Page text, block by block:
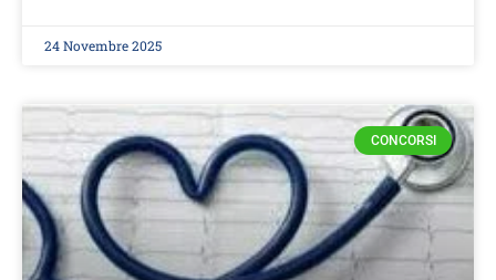
24 Novembre 2025
CONCORSI